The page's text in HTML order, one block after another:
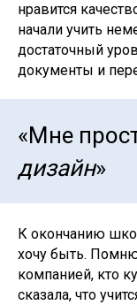
нравится
начали учить
достаточный
документы и
«Мне
дизайн»
К окончанию
хочу быть.
компанией, кто
сказала, что